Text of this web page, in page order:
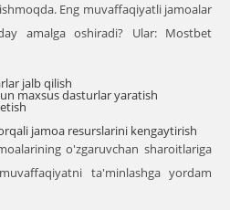
Eng muvaffaqiyatli jamoalar
amalga oshiradi? Ular: Mostbet
jalb qilish
maxsus dasturlar yaratish
jamoa resurslarini kengaytirish
o'zgaruvchan sharoitlariga
ta'minlashga yordam